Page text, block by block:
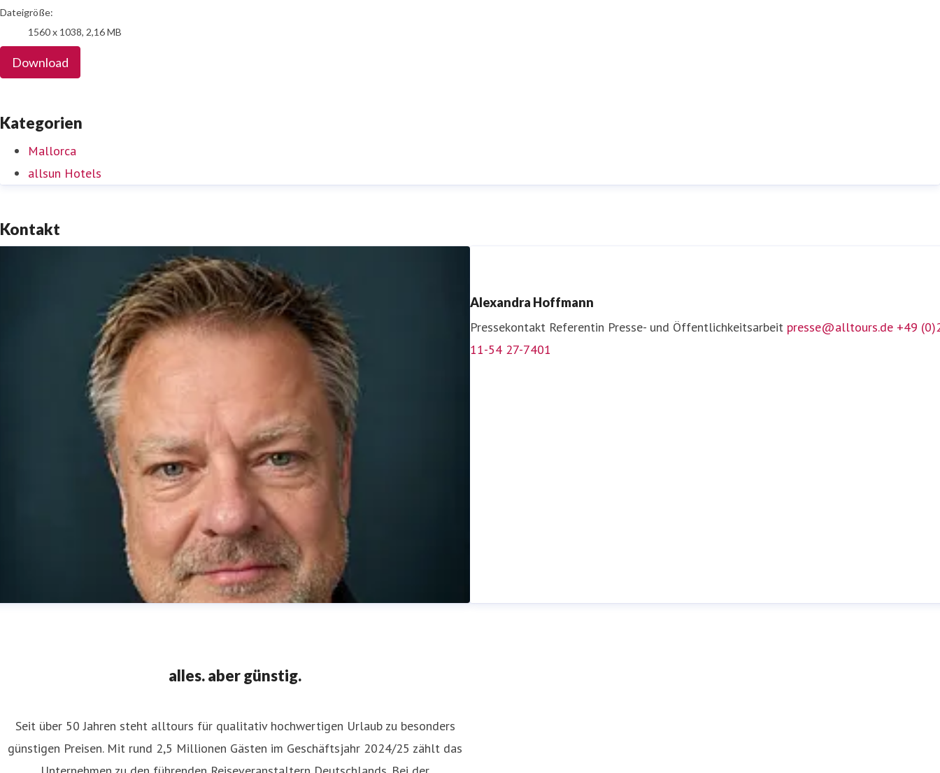
Dateigröße:
1560 x 1038, 2,16 MB
Download
Kategorien
Mallorca
allsun Hotels
Kontakt
Alexandra Hoffmann
Pressekontakt Referentin Presse- und Öffentlichkeitsarbeit presse@alltours.de +49
11-54 27-7401
alles. aber günstig.
Seit über 50 Jahren steht alltours für qualitativ hochwertigen Urlaub zu besonders
günstigen Preisen. Mit rund 2,5 Millionen Gästen im Geschäftsjahr 2024/25 zählt das